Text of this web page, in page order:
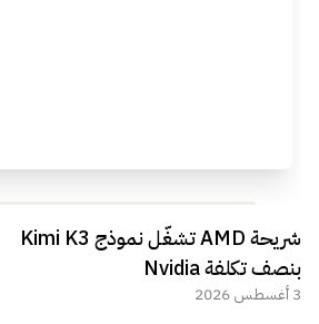
مراجعة شاملة لعملاق الألعاب
الجديد REDMAGIC 11 AIR
شريحة AMD تشغّل نموذج Kimi K3
بنصف تكلفة Nvidia
3 أغسطس 2026